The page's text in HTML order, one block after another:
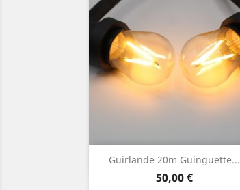
Guirlande 20m Guinguette...
Prix
50,00 €
Aperçu rapide